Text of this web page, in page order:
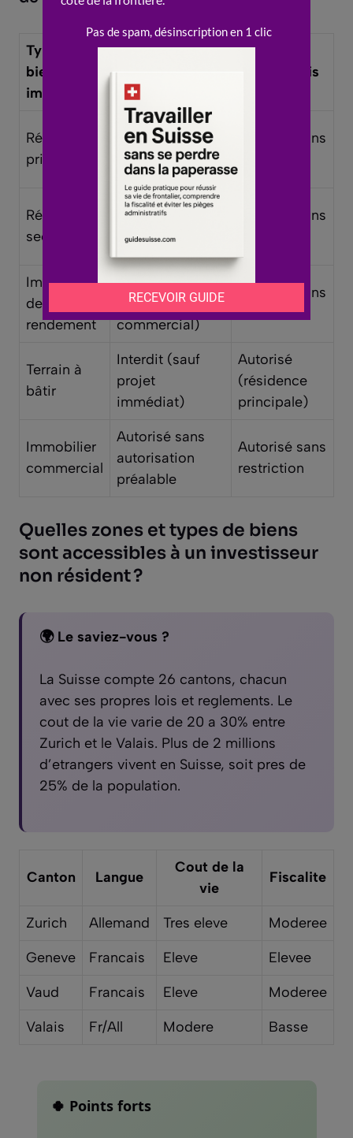
Type de
bien
immobilier
Étranger non-
(UE/AELE)
Étranger
avec Permis
Résidence
principale
Autorisé (sous
réserve
d’installation)
Autorisé sans
Résidence
secondaire
Soumis à
Weber/Koller)
Autorisé sans
Immeuble
de
rendement
Interdit (sauf
immobilier
commercial)
Autorisé sans
restriction
Terrain à
bâtir
Interdit (sauf
projet
immédiat)
Autorisé
(résidence
principale)
Immobilier
commercial
Autorisé sans
autorisation
préalable
Autorisé sans
restriction
Quelles zones et types de biens
sont accessibles à un investisseur
non résident ?
🌍 Le saviez-vous ?
La Suisse compte 26 cantons, chacun
avec ses propres lois et reglements. Le
cout de la vie varie de 20 a 30% entre
Zurich et le Valais. Plus de 2 millions
d’etrangers vivent en Suisse, soit pres de
25% de la population.
Canton Langue
Cout de la
vie
Fiscalite
Zurich Allemand Tres eleve
Moderee
Geneve
Francais Eleve
Elevee
Vaud
Francais Eleve
Moderee
Valais
Fr/All Modere Basse
🍀 Points forts